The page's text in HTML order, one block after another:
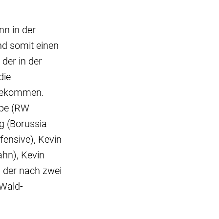
in der
somit einen
in der
(RW
(Borussia
Kevin
Kevin
nach zwei